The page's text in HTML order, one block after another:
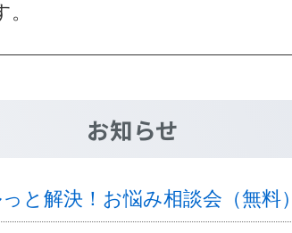
お知らせ
と解決！お悩み相談会（無